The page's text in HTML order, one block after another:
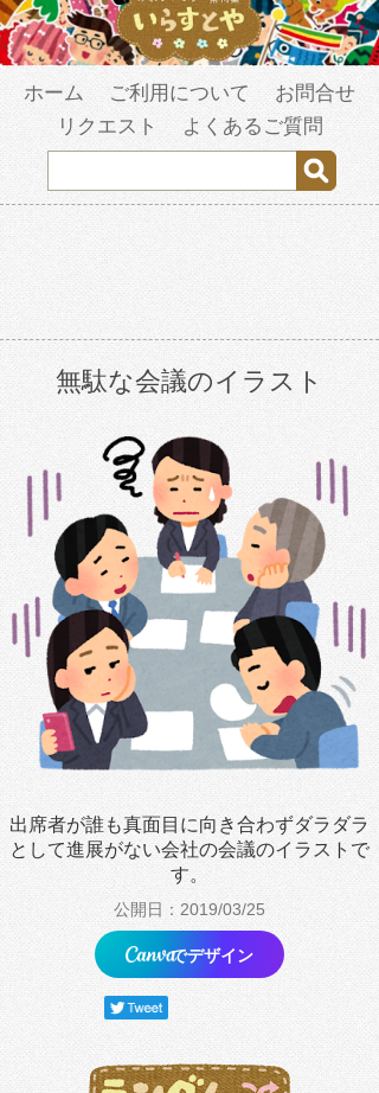
ホーム ご利用について
お問合せ
リクエスト
よくあるご質問
無駄な会議のイラスト
出席者が誰も真面目に向き合わずダラダラ
として進展がない会社の会議のイラストで
す。
公開日：2019/03/25
でデザイン